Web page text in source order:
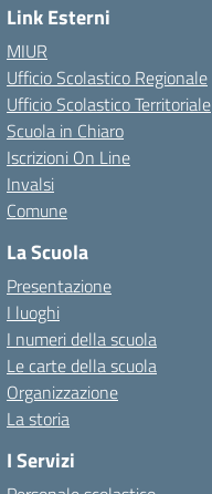
Link Esterni
MIUR
Ufficio Scolastico Regionale
Ufficio Scolastico Territoriale
Scuola in Chiaro
Iscrizioni On Line
Invalsi
Comune
La Scuola
Presentazione
I luoghi
I numeri della scuola
Le carte della scuola
Organizzazione
La storia
I Servizi